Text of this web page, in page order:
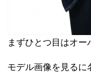
まずひとつ目はオー
モデル画像を見るに